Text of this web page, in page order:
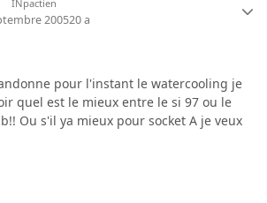
INpactien
200520 a
pour l'instant le watercooling je
quel est le mieux entre le si 97 ou le
Ou s'il ya mieux pour socket A je veux